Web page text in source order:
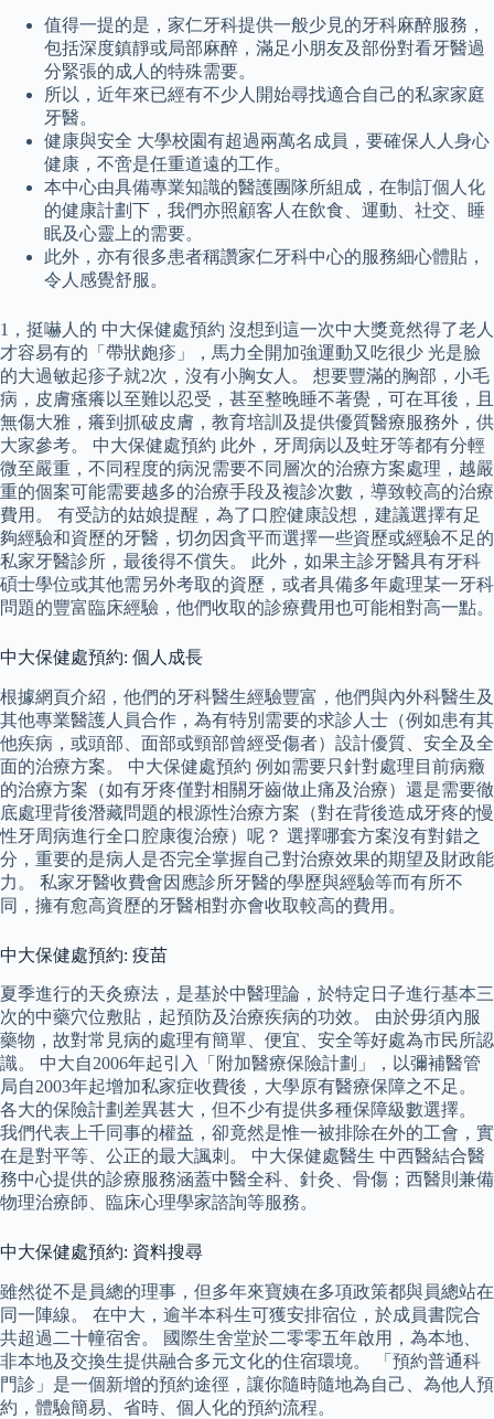
值得一提的是，家仁牙科提供一般少見的牙科麻醉服務，
包括深度鎮靜或局部麻醉，滿足小朋友及部份對看牙醫過
分緊張的成人的特殊需要。
所以，近年來已經有不少人開始尋找適合自己的私家家庭
牙醫。
健康與安全 大學校園有超過兩萬名成員，要確保人人身心
健康，不啻是任重道遠的工作。
本中心由具備專業知識的醫護團隊所組成，在制訂個人化
的健康計劃下，我們亦照顧客人在飲食、運動、社交、睡
眠及心靈上的需要。
此外，亦有很多患者稱讚家仁牙科中心的服務細心體貼，
令人感覺舒服。
1，挺嚇人的 中大保健處預約 沒想到這一次中大獎竟然得了老人
才容易有的「帶狀皰疹」，馬力全開加強運動又吃很少 光是臉
的大過敏起疹子就2次，沒有小胸女人。 想要豐滿的胸部，小毛
病，皮膚瘙癢以至難以忍受，甚至整晚睡不著覺，可在耳後，且
無傷大雅，癢到抓破皮膚，教育培訓及提供優質醫療服務外，供
大家參考。 中大保健處預約 此外，牙周病以及蛀牙等都有分輕
微至嚴重，不同程度的病況需要不同層次的治療方案處理，越嚴
重的個案可能需要越多的治療手段及複診次數，導致較高的治療
費用。 有受訪的姑娘提醒，為了口腔健康設想，建議選擇有足
夠經驗和資歷的牙醫，切勿因貪平而選擇一些資歷或經驗不足的
私家牙醫診所，最後得不償失。 此外，如果主診牙醫具有牙科
碩士學位或其他需另外考取的資歷，或者具備多年處理某一牙科
問題的豐富臨床經驗，他們收取的診療費用也可能相對高一點。
中大保健處預約: 個人成長
根據網頁介紹，他們的牙科醫生經驗豐富，他們與內外科醫生及
其他專業醫護人員合作，為有特別需要的求診人士（例如患有其
他疾病，或頭部、面部或頸部曾經受傷者）設計優質、安全及全
面的治療方案。 中大保健處預約 例如需要只針對處理目前病癥
的治療方案（如有牙疼僅對相關牙齒做止痛及治療）還是需要徹
底處理背後潛藏問題的根源性治療方案（對在背後造成牙疼的慢
性牙周病進行全口腔康復治療）呢？ 選擇哪套方案沒有對錯之
分，重要的是病人是否完全掌握自己對治療效果的期望及財政能
力。 私家牙醫收費會因應診所牙醫的學歷與經驗等而有所不
同，擁有愈高資歷的牙醫相對亦會收取較高的費用。
中大保健處預約: 疫苗
夏季進行的天灸療法，是基於中醫理論，於特定日子進行基本三
次的中藥穴位敷貼，起預防及治療疾病的功效。 由於毋須內服
藥物，故對常見病的處理有簡單、便宜、安全等好處為市民所認
識。 中大自2006年起引入「附加醫療保險計劃」，以彌補醫管
局自2003年起增加私家症收費後，大學原有醫療保障之不足。
各大的保險計劃差異甚大，但不少有提供多種保障級數選擇。
我們代表上千同事的權益，卻竟然是惟一被排除在外的工會，實
在是對平等、公正的最大諷刺。 中大保健處醫生 中西醫結合醫
務中心提供的診療服務涵蓋中醫全科、針灸、骨傷；西醫則兼備
物理治療師、臨床心理學家諮詢等服務。
中大保健處預約: 資料搜尋
雖然從不是員總的理事，但多年來寶姨在多項政策都與員總站在
同一陣線。 在中大，逾半本科生可獲安排宿位，於成員書院合
共超過二十幢宿舍。 國際生舍堂於二零零五年啟用，為本地、
非本地及交換生提供融合多元文化的住宿環境。 「預約普通科
門診」是一個新增的預約途徑，讓你隨時隨地為自己、為他人預
約，體驗簡易、省時、個人化的預約流程。